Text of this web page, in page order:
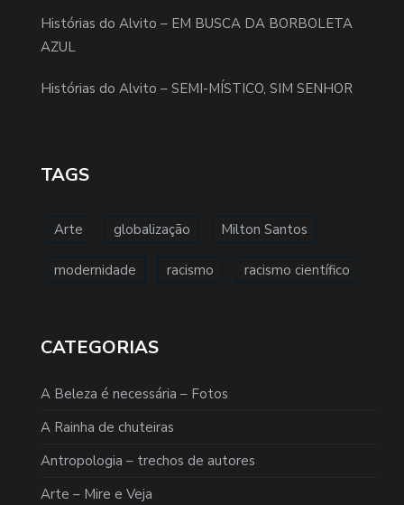
Histórias do Alvito – EM BUSCA DA BORBOLETA
AZUL
Histórias do Alvito – SEMI-MÍSTICO, SIM SENHOR
TAGS
Arte globalização Milton Santos
modernidade racismo racismo científico
CATEGORIAS
A Beleza é necessária – Fotos
A Rainha de chuteiras
Antropologia – trechos de autores
Arte – Mire e Veja